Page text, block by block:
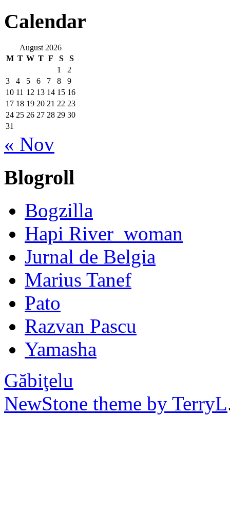
Calendar
August 2026
M T W T F S
S
1
2
3
4 5 6 7 8
9
10 11 12 13 14 15 16
17 18 19 20 21 22 23
24 25 26 27 28 29 30
31
« Nov
Blogroll
Bogzilla
Hapi River_woman
Jurnal de Belgia
Marius Tanef
Pato
Razvan Pascu
Yamasha
Găbiţelu
NewStone theme by TerryL